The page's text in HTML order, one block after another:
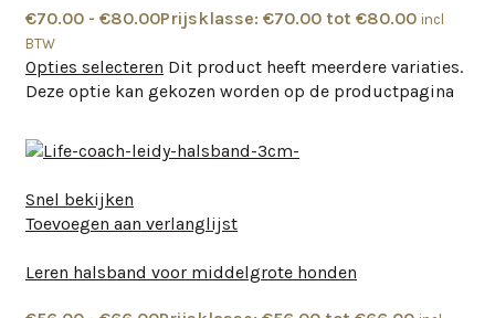
€70.00 - €80.00Prijsklasse: €70.00 tot €80.00 incl
BTW
Opties selecteren Dit product heeft meerdere variaties.
Deze optie kan gekozen worden op de productpagina
Snel bekijken
Toevoegen aan verlanglijst
Leren halsband voor middelgrote honden